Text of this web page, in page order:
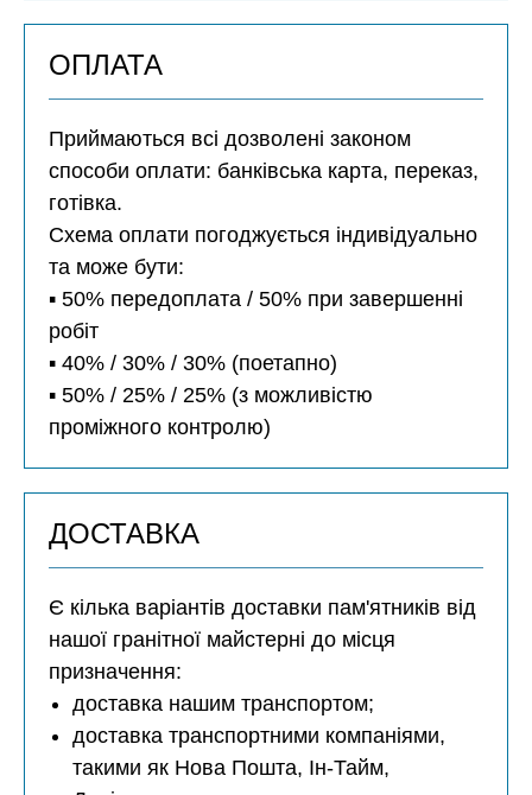
ОПЛАТА
Приймаються всі дозволені законом
способи оплати: банківська карта, переказ,
готівка.
Схема оплати погоджується індивідуально
та може бути:
▪️ 50% передоплата / 50% при завершенні
робіт
▪️ 40% / 30% / 30% (поетапно)
▪️ 50% / 25% / 25% (з можливістю
проміжного контролю)
ДОСТАВКА
Є кілька варіантів доставки пам'ятників від
нашої гранітної майстерні до місця
призначення:
доставка нашим транспортом;
доставка транспортними компаніями,
такими як Нова Пошта, Ін-Тайм,